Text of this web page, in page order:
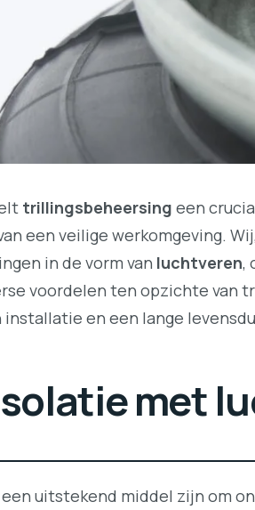
trillingsbeheersing een
een veilige werkomgeving.
in de vorm van luchtveren,
voordelen ten opzichte van
en een lange
met
uitstekend middel zijn om